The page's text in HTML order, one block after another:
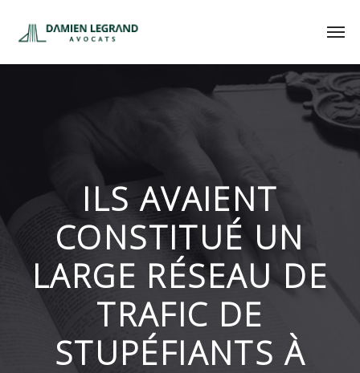
ILS AVAIENT
CONSTITUÉ UN
LARGE RÉSEAU DE
TRAFIC DE
STUPÉFIANTS À